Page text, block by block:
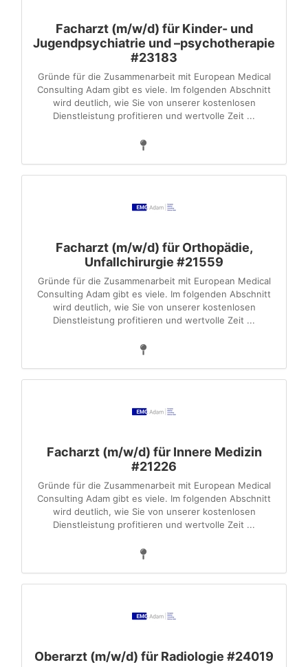
Facharzt (m/w/d) für Kinder- und
Jugendpsychiatrie und –psychotherapie
#23183
Gründe für die Zusammenarbeit mit European Medical
Consulting Adam gibt es viele. Im folgenden Abschnitt
wird deutlich, wie Sie von unserer kostenlosen
Dienstleistung profitieren und wertvolle Zeit ...
Facharzt (m/w/d) für Orthopädie,
Unfallchirurgie #21559
Gründe für die Zusammenarbeit mit European Medical
Consulting Adam gibt es viele. Im folgenden Abschnitt
wird deutlich, wie Sie von unserer kostenlosen
Dienstleistung profitieren und wertvolle Zeit ...
Facharzt (m/w/d) für Innere Medizin
#21226
Gründe für die Zusammenarbeit mit European Medical
Consulting Adam gibt es viele. Im folgenden Abschnitt
wird deutlich, wie Sie von unserer kostenlosen
Dienstleistung profitieren und wertvolle Zeit ...
Oberarzt (m/w/d) für Radiologie #24019